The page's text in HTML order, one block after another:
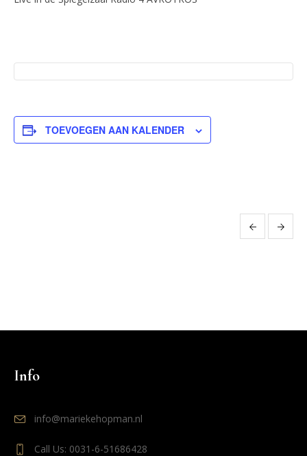
TOEVOEGEN AAN KALENDER
Info
info@mariekehopman.nl
Call Us: 0031-6-51686428